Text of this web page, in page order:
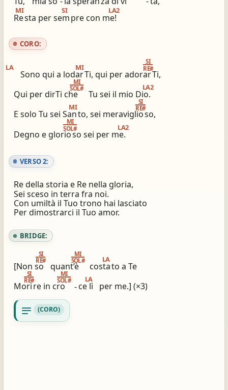
library_books
Simili altri innari
ios_share
Condividi
Re
MI
sta per sem
SI
pre con me!
LA2
CORO:
LA
Sono qui a lodar
MI
Ti, qui per adorar
SI
RE#
Ti,
Qui per dirTi che
MI
SOL#
Tu sei il mio Dio.
LA2
E solo Tu sei San
MI
to, sei meraviglio
SI
RE#
so,
Degno e glorio
MI
SOL#
so sei per me.
LA2
VERSO 2:
Re della storia e Re nella gloria,
Sei sceso in terra fra noi.
Con umiltà il Tuo trono hai lasciato
Per dimostrarci il Tuo amor.
BRIDGE:
[Non so
SI
RE#
quant’è
MI
SOL#
costa
LA
to a Te
Mori
SI
RE#
re in cro
MI
SOL#
-ce lì
LA
per me.] (×3)
notes (CORO)